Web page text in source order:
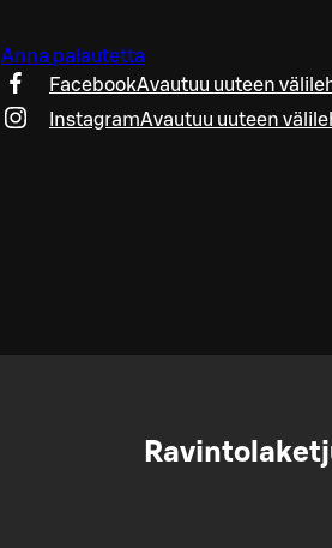
Anna palautetta
FacebookAvautuu uuteen
InstagramAvautuu uuteen